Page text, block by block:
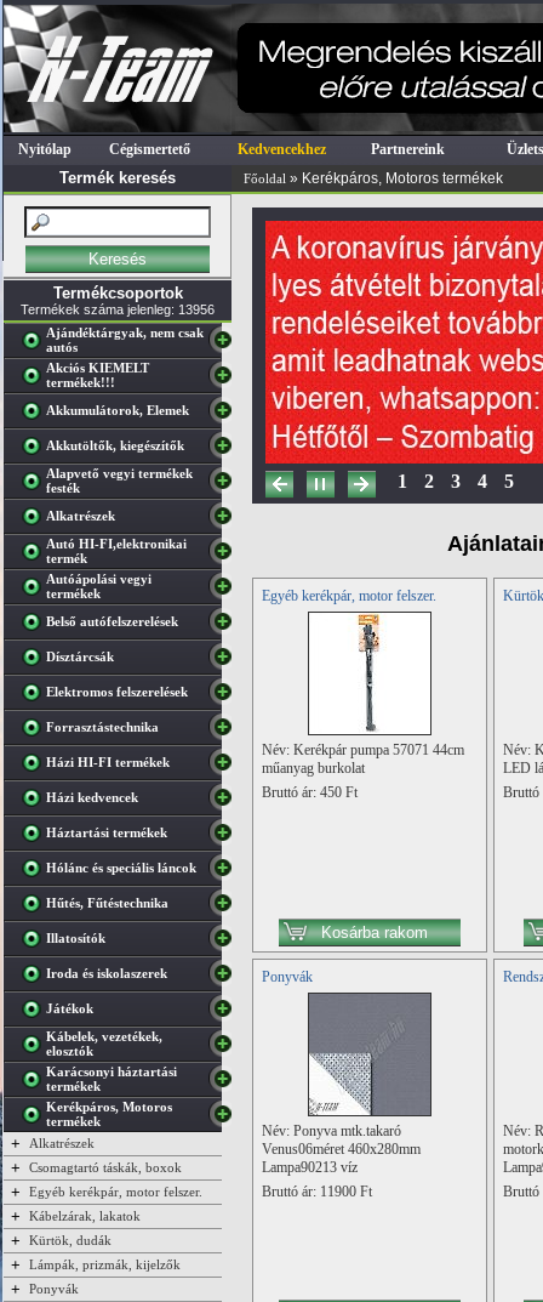
Nyitólap Cégismertető Kedvencekhez Partnereink
Termék keresés Főoldal » Kerékpáros, Motoros termékek
Termékcsoportok
Termékek száma jelenleg: 13956
Ajándéktárgyak, nem csak
autós
Akciós KIEMELT
termékek!!!
Akkumulátorok, Elemek
Akkutöltők, kiegészítők
Alapvető vegyi termékek
festék
Alkatrészek
Autó HI-FI,elektronikai
termék
Autóápolási vegyi
termékek
Belső autófelszerelések
Dísztárcsák
Elektromos felszerelések
Forrasztástechnika
Házi HI-FI termékek
Házi kedvencek
Háztartási termékek
Hólánc és speciális láncok
Hűtés, Fűtéstechnika
Illatosítók
Iroda és iskolaszerek
Játékok
Kábelek, vezetékek,
elosztók
Karácsonyi háztartási
termékek
Kerékpáros, Motoros
termékek
+ Alkatrészek
+ Csomagtartó táskák, boxok
+ Egyéb kerékpár, motor felszer.
+ Kábelzárak, lakatok
+ Kürtök, dudák
+ Lámpák, prizmák, kijelzők
+ Ponyvák
1 2 3 4 5
Egyéb kerékpár, motor felszer.
Név: Kerékpár pumpa 57071 44cm
műanyag burkolat
Bruttó ár: 450 Ft
Név:
LED
Bruttó
Ponyvák
Név: Ponyva mtk.takaró
Venus06méret 460x280mm
Lampa90213 víz
Bruttó ár: 11900 Ft
Név:
Bruttó